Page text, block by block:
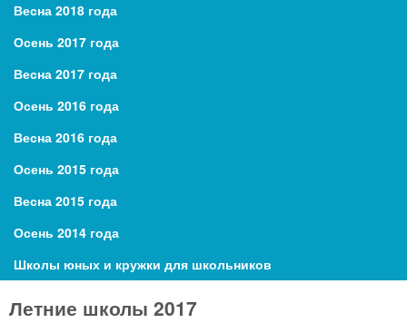
Весна 2018 года
Осень 2017 года
Весна 2017 года
Осень 2016 года
Весна 2016 года
Осень 2015 года
Весна 2015 года
Осень 2014 года
Школы юных и кружки для школьников
Летние школы 2017